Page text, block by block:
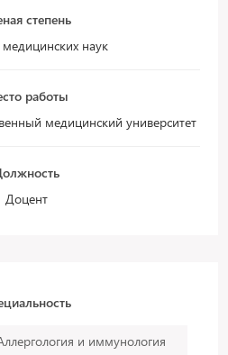
степень
наук
работы
медицинский университет
Доцент
и иммунология